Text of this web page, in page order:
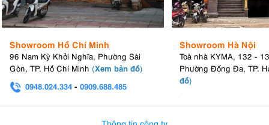
Showroom Hồ Chí Minh
96 Nam Kỳ Khởi Nghĩa, Phường Sài
Gòn, TP. Hồ Chí Minh (Xem bản đồ)
0948.024.334 - 0909.688.485
Showroom Hà Nội
Toà nhà KYMA, 132 -
Phường Đống Đa, TP.
đồ)